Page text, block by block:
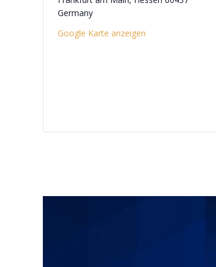
Germany
Google Karte anzeigen